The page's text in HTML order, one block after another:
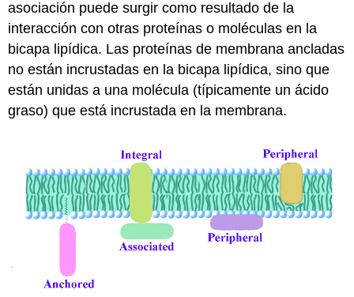
asociación puede surgir como resultado de la
interacción con otras proteínas o moléculas en la
bicapa lipídica. Las proteínas de membrana ancladas
no están incrustadas en la bicapa lipídica, sino que
están unidas a una molécula (típicamente un ácido
graso) que está incrustada en la membrana.